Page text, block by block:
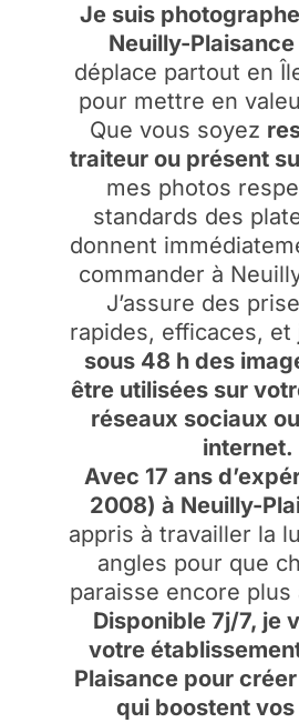
Je suis
Neuilly-Plaisance
déplace partout en
pour mettre en
Que vous soyez
traiteur ou présent
mes photos
standards des
donnent
commander à
J’assure des
rapides, efficaces, et
sous 48 h des
être utilisées sur
réseaux sociaux
internet.
Avec 17 ans
2008) à Neuilly-
appris à travailler la
angles pour que
paraisse encore plus
Disponible 7j/7, je
votre
Plaisance pour
qui boostent